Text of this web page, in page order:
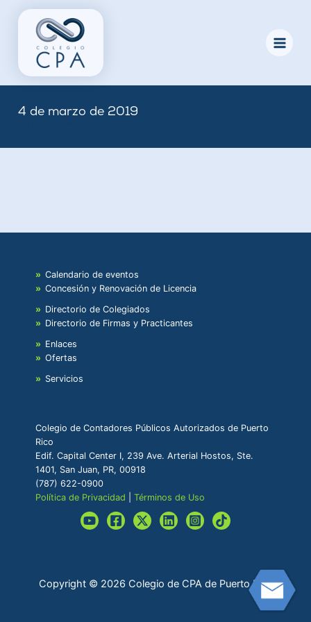
4 de marzo de 2019
Calendario de eventos
Concesión y Renovación de Licencia
Directorio de Colegiados
Directorio de Firmas y Practicantes
Enlaces
Ofertas
Servicios
Colegio de Contadores Públicos Autorizados de Puerto
Rico
Edif. Capital Center I, 239 Ave. Arterial Hostos, Ste.
1401, San Juan, PR, 00918
(787) 622-0900
Política de Privacidad |Términos de Uso
Copyright © 2026 Colegio de CPA de Puerto Rico